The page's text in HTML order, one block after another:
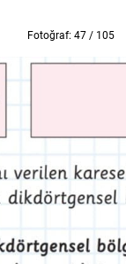
Fotoğraf: 47 / 105